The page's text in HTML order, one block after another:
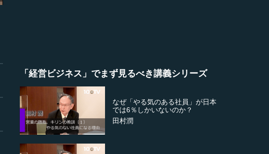
「経営ビジネス」でまず見るべき講義シリーズ
なぜ「やる気のある社員」が日本
では6％しかいないのか？
田村潤